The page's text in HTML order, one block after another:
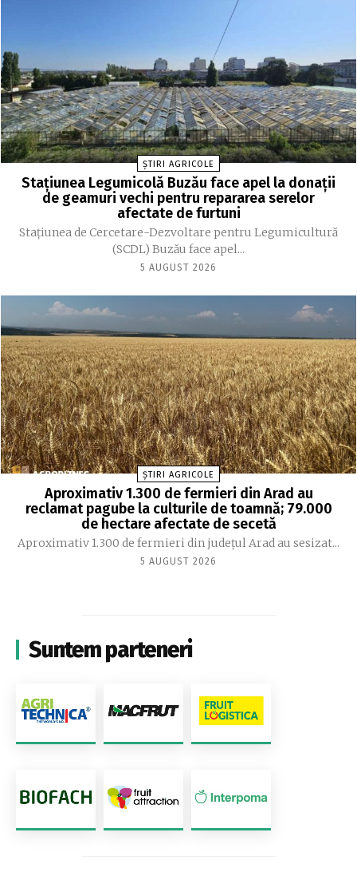
ȘTIRI AGRICOLE
Stațiunea Legumicolă Buzău face apel la donații
de geamuri vechi pentru repararea serelor
afectate de furtuni
Stațiunea de Cercetare-Dezvoltare pentru Legumicultură
(SCDL) Buzău face apel...
5 AUGUST 2026
ȘTIRI AGRICOLE
Aproximativ 1.300 de fermieri din Arad au
reclamat pagube la culturile de toamnă; 79.000
de hectare afectate de secetă
Aproximativ 1.300 de fermieri din județul Arad au sesizat...
5 AUGUST 2026
Suntem parteneri